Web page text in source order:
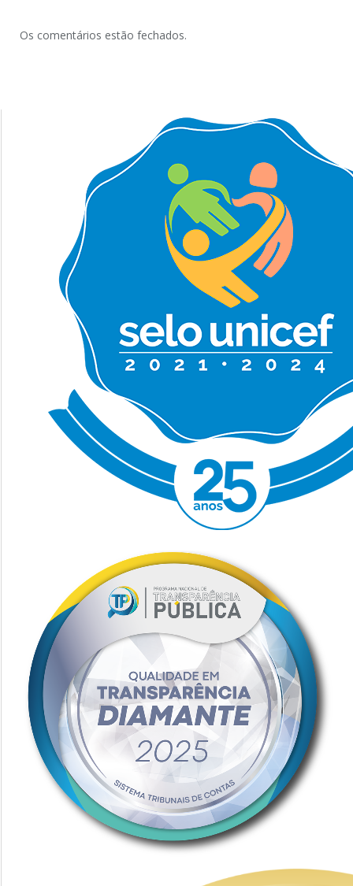
Os comentários estão fechados.